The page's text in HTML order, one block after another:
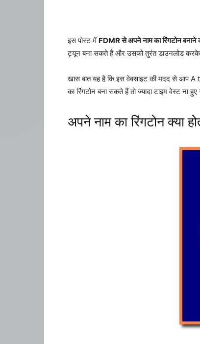
इस पोस्ट में FDMR से अपने नाम का रिंगटोन बनाने
ट्यून बना सकते हैं और उसको तुरंत डाउनलोड
खास बात यह है कि इस वेबसाइट की मदद से आप
का रिंगटोन बना सकते हैं तो ज्यादा टाइम वेस्ट ना
अपने नाम का रिंगटोन क्या